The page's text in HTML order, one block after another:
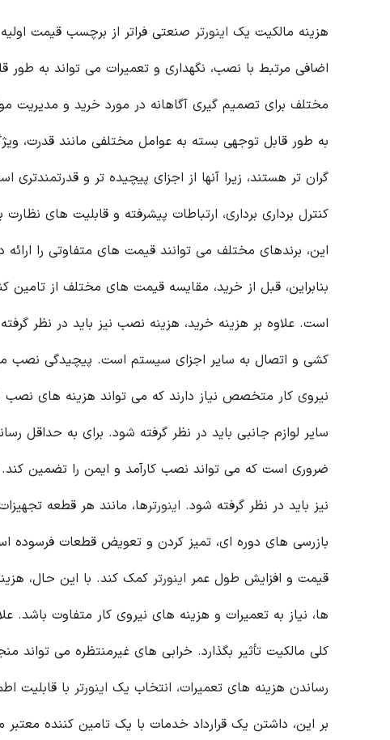
هزینه مالکیت یک اینورتر صنعتی فراتر از برچسب قیمت
اضافی مرتبط با نصب، نگهداری و تعمیرات می تواند به طور
مختلف برای تصمیم گیری آگاهانه در مورد خرید و مدیریت
به طور قابل توجهی بسته به عوامل مختلفی مانند قدرت،
گران تر هستند، زیرا آنها از اجزای پیچیده تر و قدرتمندتری
کنترل برداری برداری، ارتباطات پیشرفته و قابلیت های
این، برندهای مختلف می توانند قیمت های متفاوتی را
بنابراین، قبل از خرید، مقایسه قیمت های مختلف از
است. علاوه بر هزینه خرید، هزینه نصب نیز باید در نظر
کشی و اتصال به سایر اجزای سیستم است. پیچیدگی نصب می
نیروی کار متخصص نیاز دارند که می تواند هزینه های نصب
سایر لوازم جانبی باید در نظر گرفته شود. برای به حداقل
ضروری است که می تواند نصب کارآمد و ایمن را تضمین کند.
نیز باید در نظر گرفته شود. اینورترها، مانند هر قطعه
بازرسی های دوره ای، تمیز کردن و تعویض قطعات فرسوده
قیمت و افزایش طول عمر اینورتر کمک کند. با این حال،
ها، نیاز به تعمیرات و هزینه های نیروی کار متفاوت باشد.
کلی مالکیت تأثیر بگذارد. خرابی های غیرمنتظره می
رساندن هزینه های تعمیرات، انتخاب یک اینورتر با قابلیت
بر این، داشتن یک قرارداد خدمات با یک تامین کننده